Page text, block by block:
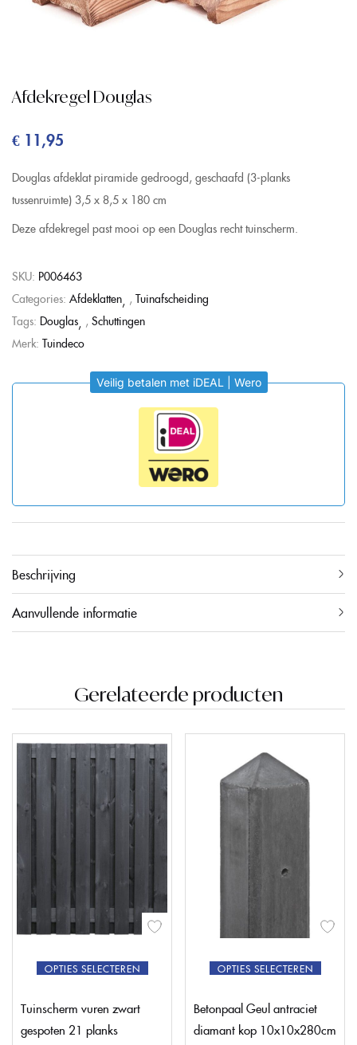
Afdekregel Douglas
€ 11,95
Douglas afdeklat piramide gedroogd, geschaafd (3-planks
tussenruimte) 3,5 x 8,5 x 180 cm
Deze afdekregel past mooi op een Douglas recht tuinscherm.
SKU: P006463
Categories: Afdeklatten , Tuinafscheiding
Tags: Douglas , Schuttingen
Merk: Tuindeco
Veilig betalen met iDEAL | Wero
Beschrijving
Aanvullende informatie
Gerelateerde producten
OPTIES SELECTEREN
Tuinscherm vuren zwart
gespoten 21 planks
OPTIES SELECTEREN
Betonpaal Geul antraciet
diamant kop 10x10x280cm